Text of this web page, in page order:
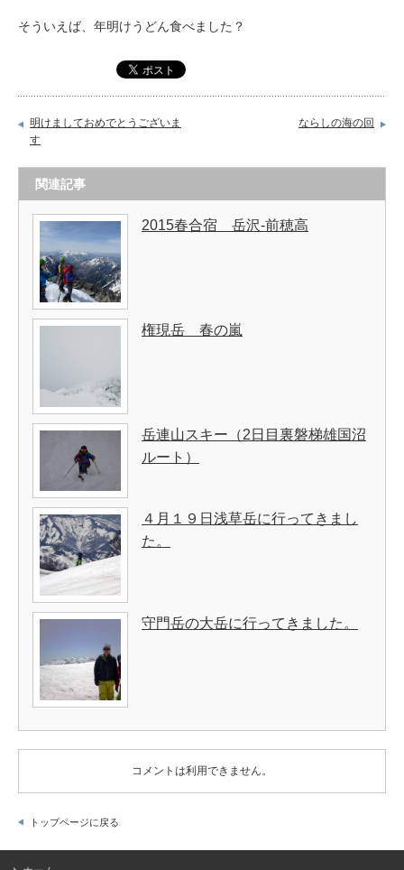
そういえば、年明けうどん食べました？
明けましておめでとうございま
す
ならしの海の回
関連記事
2015春合宿 岳沢-前穂高
権現岳 春の嵐
岳連山スキー（2日目裏磐梯雄国沼
ルート）
４月１９日浅草岳に行ってきまし
た。
守門岳の大岳に行ってきました。
コメントは利用できません。
トップページに戻る